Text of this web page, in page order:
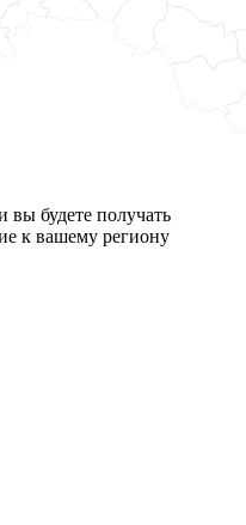
вы будете получать
к вашему региону